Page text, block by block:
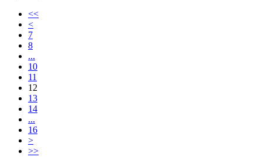
<<
<
7
8
...
10
11
12
13
14
...
16
>
>>